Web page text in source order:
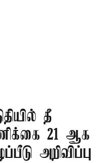
தீ
21 ஆக
அறிவிப்பு